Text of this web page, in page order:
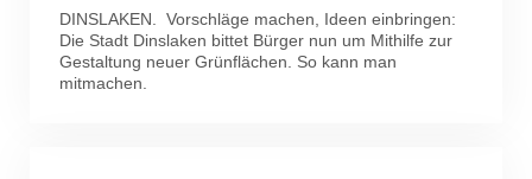
DINSLAKEN. Vorschläge machen, Ideen einbringen:
Die Stadt Dinslaken bittet Bürger nun um Mithilfe zur
Gestaltung neuer Grünflächen. So kann man
mitmachen.